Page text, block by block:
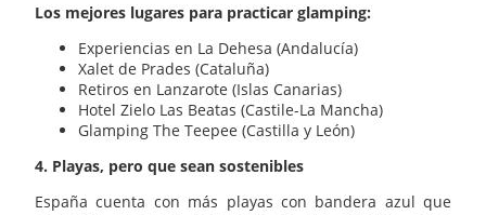
Los mejores lugares para practicar glamping:
Experiencias en La Dehesa (Andalucía)
Xalet de Prades (Cataluña)
Retiros en Lanzarote (Islas Canarias)
Hotel Zielo Las Beatas (Castile-La Mancha)
Glamping The Teepee (Castilla y León)
4. Playas, pero que sean sostenibles
España cuenta con más playas con bandera azul que